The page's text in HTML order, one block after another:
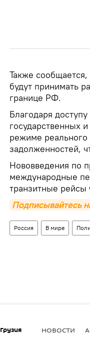
Также
будут принимать
границе РФ.
Благодаря
государственных
режиме реального
задолженностей,
Нововведения по
международные
транзитные рейсы
Подписывайтесь
Россия В мире
Грузия НОВОСТИ